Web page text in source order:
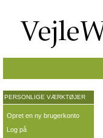
PERSONLIGE VÆRKTØJER
Opret en ny brugerkonto
Log på